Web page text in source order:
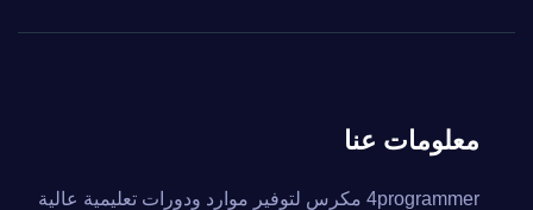
معلومات عنا
4programmer مكرس لتوفير موارد ودورات تعليمية عالية